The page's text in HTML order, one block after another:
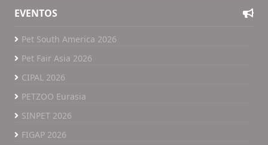
EVENTOS
Pet South America 2026
Pet Fair Asia 2026
CIPAL 2026
PETZOO Eurasia
SINPET 2026
FIGAP 2026